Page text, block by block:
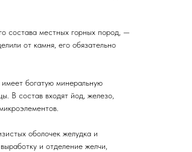
состава местных горных пород, —
от камня, его обязательно
богатую минеральную
В состав входят йод, железо,
оболочек желудка и
и отделение желчи,